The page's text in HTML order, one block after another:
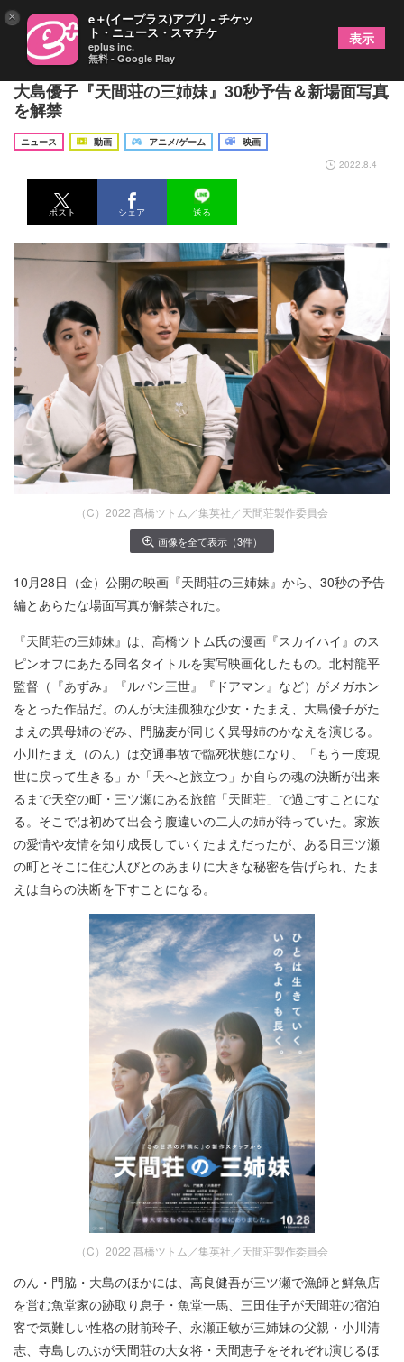
柴咲コウによる「おいきなさい」も のん×門脇麦×
大島優子『天間荘の三姉妹』30秒予告＆新場面写真
を解禁
ニュース 動画 アニメ/ゲーム
映画
2022.8.4
ポスト シェア 送る
（C）2022 髙橋ツトム／集英社／天間荘製作委員会
画像を全て表示（3件）
10月28日（金）公開の映画『天間荘の三姉妹』から、30秒の予告
編とあらたな場面写真が解禁された。
『天間荘の三姉妹』は、髙橋ツトム氏の漫画『スカイハイ』のス
ピンオフにあたる同名タイトルを実写映画化したもの。北村龍平
監督（『あずみ』『ルパン三世』『ドアマン』など）がメガホン
をとった作品だ。のんが天涯孤独な少女・たまえ、大島優子がた
まえの異母姉のぞみ、門脇麦が同じく異母姉のかなえを演じる。
小川たまえ（のん）は交通事故で臨死状態になり、「もう一度現
世に戻って生きる」か「天へと旅立つ」か自らの魂の決断が出来
るまで天空の町・三ツ瀬にある旅館「天間荘」で過ごすことにな
る。そこでは初めて出会う腹違いの二人の姉が待っていた。家族
の愛情や友情を知り成長していくたまえだったが、ある日三ツ瀬
の町とそこに住む人びとのあまりに大きな秘密を告げられ、たま
えは自らの決断を下すことになる。
（C）2022 髙橋ツトム／集英社／天間荘製作委員会
のん・門脇・大島のほかには、高良健吾が三ツ瀬で漁師と鮮魚店
を営む魚堂家の跡取り息子・魚堂一馬、三田佳子が天間荘の宿泊
客で気難しい性格の財前玲子、永瀬正敏が三姉妹の父親・小川清
志、寺島しのぶが天間荘の大女将・天間恵子をそれぞれ演じるほ
× e＋(イープラス)アプリ - チケッ
ト・ニュース・スマチケ
eplus inc.
無料 - Google Play
表示